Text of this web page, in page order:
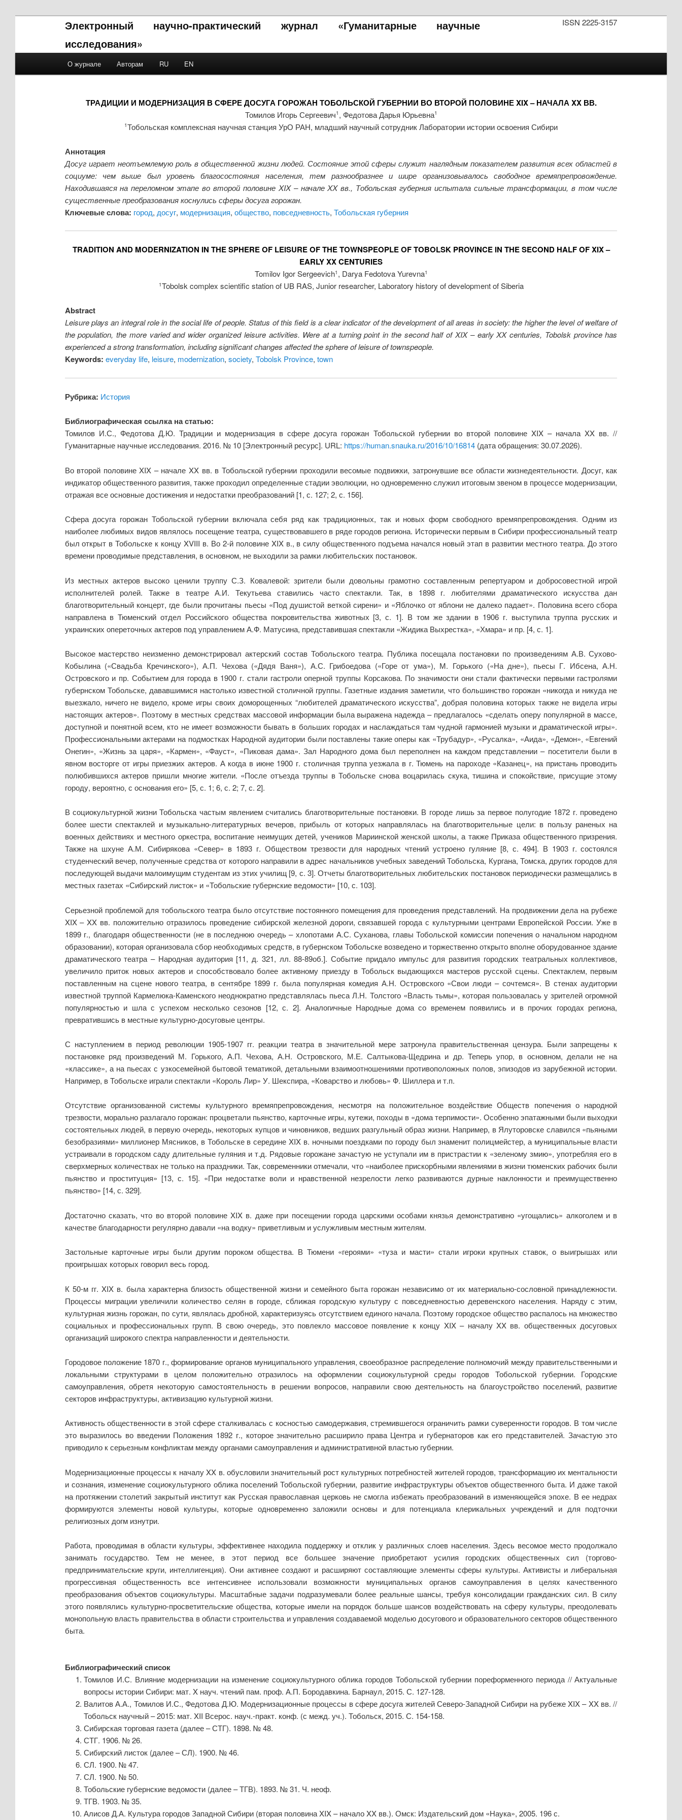
ISSN 2225-3157
Электронный научно-практический журнал «Гуманитарные научные
исследования»
Skip to primary content
Skip to secondary content
О журнале Авторам RU EN
ТРАДИЦИИ И МОДЕРНИЗАЦИЯ В СФЕРЕ ДОСУГА ГОРОЖАН ТОБОЛЬСКОЙ ГУБЕРНИИ ВО ВТОРОЙ ПОЛОВИНЕ XIX – НАЧАЛА XX ВВ.
Томилов Игорь Сергеевич1 , Федотова Дарья Юрьевна1
1Тобольская комплексная научная станция УрО РАН, младший научный сотрудник Лаборатории истории освоения Сибири
Аннотация
Досуг играет неотъемлемую роль в общественной жизни людей. Состояние этой сферы служит наглядным показателем развития всех областей в
социуме: чем выше был уровень благосостояния населения, тем разнообразнее и шире организовывалось свободное времяпрепровождение.
Находившаяся на переломном этапе во второй половине XIX – начале XX вв., Тобольская губерния испытала сильные трансформации, в том числе
существенные преобразования коснулись сферы досуга горожан.
Ключевые слова: город, досуг, модернизация, общество, повседневность, Тобольская губерния
TRADITION AND MODERNIZATION IN THE SPHERE OF LEISURE OF THE TOWNSPEOPLE OF TOBOLSK PROVINCE IN THE SECOND HALF OF XIX –
EARLY XX CENTURIES
Tomilov Igor Sergeevich1 , Darya Fedotova Yurevna1
1Tobolsk complex scientific station of UB RAS, Junior researcher, Laboratory history of development of Siberia
Abstract
Leisure plays an integral role in the social life of people. Status of this field is a clear indicator of the development of all areas in society: the higher the level of welfare of
the population, the more varied and wider organized leisure activities. Were at a turning point in the second half of XIX – early XX centuries, Tobolsk province has
experienced a strong transformation, including significant changes affected the sphere of leisure of townspeople.
Keywords: everyday life, leisure, modernization, society, Tobolsk Province, town
Рубрика: История
Библиографическая ссылка на статью:
Томилов И.С., Федотова Д.Ю. Традиции и модернизация в сфере досуга горожан Тобольской губернии во второй половине XIX – начала XX вв. //
Гуманитарные научные исследования. 2016. № 10 [Электронный ресурс]. URL: https://human.snauka.ru/2016/10/16814(дата обращения: 30.07.2026).
Во второй половине XIX – начале XX вв. в Тобольской губернии проходили весомые подвижки, затронувшие все области жизнедеятельности. Досуг, как
индикатор общественного развития, также проходил определенные стадии эволюции, но одновременно служил итоговым звеном в процессе модернизации,
отражая все основные достижения и недостатки преобразований [1, с. 127; 2, с. 156].
Сфера досуга горожан Тобольской губернии включала себя ряд как традиционных, так и новых форм свободного времяпрепровождения. Одним из
наиболее любимых видов являлось посещение театра, существовавшего в ряде городов региона. Исторически первым в Сибири профессиональный театр
был открыт в Тобольске к концу XVIII в. Во 2-й половине XIX в., в силу общественного подъема начался новый этап в развитии местного театра. До этого
времени проводимые представления, в основном, не выходили за рамки любительских постановок.
Из местных актеров высоко ценили труппу С.З. Ковалевой: зрители были довольны грамотно составленным репертуаром и добросовестной игрой
исполнителей ролей. Также в театре А.И. Текутьева ставились часто спектакли. Так, в 1898 г. любителями драматического искусства дан
благотворительный концерт, где были прочитаны пьесы «Под душистой веткой сирени» и «Яблочко от яблони не далеко падает». Половина всего сбора
направлена в Тюменский отдел Российского общества покровительства животных [3, с. 1]. В том же здании в 1906 г. выступила труппа русских и
украинских опереточных актеров под управлением А.Ф. Матусина, представившая спектакли «Жидика Выхрестка», «Хмара» и пр. [4, с. 1].
Высокое мастерство неизменно демонстрировал актерский состав Тобольского театра. Публика посещала постановки по произведениям А.В. Сухово-
Кобылина («Свадьба Кречинского»), А.П. Чехова («Дядя Ваня»), А.С. Грибоедова («Горе от ума»), М. Горького («На дне»), пьесы Г. Ибсена, А.Н.
Островского и пр. Событием для города в 1900 г. стали гастроли оперной труппы Корсакова. По значимости они стали фактически первыми гастролями
губернском Тобольске, дававшимися настолько известной столичной группы. Газетные издания заметили, что большинство горожан «никогда и никуда не
выезжало, ничего не видело, кроме игры своих доморощенных “любителей драматического искусства”, добрая половина которых также не видела игры
настоящих актеров». Поэтому в местных средствах массовой информации была выражена надежда – предлагалось «сделать оперу популярной в массе,
доступной и понятной всем, кто не имеет возможности бывать в больших городах и наслаждаться там чудной гармонией музыки и драматической игры».
Профессиональными актерами на подмостках Народной аудитории были поставлены такие оперы как «Трубадур», «Русалка», «Аида», «Демон», «Евгений
Онегин», «Жизнь за царя», «Кармен», «Фауст», «Пиковая дама». Зал Народного дома был переполнен на каждом представлении – посетители были в
явном восторге от игры приезжих актеров. А когда в июне 1900 г. столичная труппа уезжала в г. Тюмень на пароходе «Казанец», на пристань проводить
полюбившихся актеров пришли многие жители. «После отъезда труппы в Тобольске снова воцарилась скука, тишина и спокойствие, присущие этому
городу, вероятно, с основания его» [5, с. 1; 6, с. 2; 7, с. 2].
В социокультурной жизни Тобольска частым явлением считались благотворительные постановки. В городе лишь за первое полугодие 1872 г. проведено
более шести спектаклей и музыкально-литературных вечеров, прибыль от которых направлялась на благотворительные цели: в пользу раненых на
военных действиях и местного оркестра, воспитание неимущих детей, учеников Мариинской женской школы, а также Приказа общественного призрения.
Также на шхуне А.М. Сибирякова «Север» в 1893 г. Обществом трезвости для народных чтений устроено гуляние [8, с. 494]. В 1903 г. состоялся
студенческий вечер, полученные средства от которого направили в адрес начальников учебных заведений Тобольска, Кургана, Томска, других городов для
последующей выдачи малоимущим студентам из этих училищ [9, с. 3]. Отчеты благотворительных любительских постановок периодически размещались в
местных газетах «Сибирский листок» и «Тобольские губернские ведомости» [10, с. 103].
Серьезной проблемой для тобольского театра было отсутствие постоянного помещения для проведения представлений. На продвижении дела на рубеже
XIX – XX вв. положительно отразилось проведение сибирской железной дороги, связавшей города с культурными центрами Европейской России. Уже в
1899 г., благодаря общественности (не в последнюю очередь – хлопотами А.С. Суханова, главы Тобольской комиссии попечения о начальном народном
образовании), которая организовала сбор необходимых средств, в губернском Тобольске возведено и торжественно открыто вполне оборудованное здание
драматического театра – Народная аудитория [11, д. 321, лл. 88-89об.]. Событие придало импульс для развития городских театральных коллективов,
увеличило приток новых актеров и способствовало более активному приезду в Тобольск выдающихся мастеров русской сцены. Спектаклем, первым
поставленным на сцене нового театра, в сентябре 1899 г. была популярная комедия А.Н. Островского «Свои люди – сочтемся». В стенах аудитории
известной труппой Кармелюка-Каменского неоднократно представлялась пьеса Л.Н. Толстого «Власть тьмы», которая пользовалась у зрителей огромной
популярностью и шла с успехом несколько сезонов [12, с. 2]. Аналогичные Народные дома со временем появились и в прочих городах региона,
превратившись в местные культурно-досуговые центры.
С наступлением в период революции 1905-1907 гг. реакции театра в значительной мере затронула правительственная цензура. Были запрещены к
постановке ряд произведений М. Горького, А.П. Чехова, А.Н. Островского, М.Е. Салтыкова-Щедрина и др. Теперь упор, в основном, делали не на
«классике», а на пьесах с узкосемейной бытовой тематикой, детальными взаимоотношениями противоположных полов, эпизодов из зарубежной истории.
Например, в Тобольске играли спектакли «Король Лир» У. Шекспира, «Коварство и любовь» Ф. Шиллера и т.п.
Отсутствие организованной системы культурного времяпрепровождения, несмотря на положительное воздействие Обществ попечения о народной
трезвости, морально разлагало горожан: процветали пьянство, карточные игры, кутежи, походы в «дома терпимости». Особенно эпатажными были выходки
состоятельных людей, в первую очередь, некоторых купцов и чиновников, ведших разгульный образ жизни. Например, в Ялуторовске славился «пьяными
безобразиями» миллионер Мясников, в Тобольске в середине XIX в. ночными поездками по городу был знаменит полицмейстер, а муниципальные власти
устраивали в городском саду длительные гуляния и т.д. Рядовые горожане зачастую не уступали им в пристрастии к «зеленому змию», употребляя его в
сверхмерных количествах не только на праздники. Так, современники отмечали, что «наиболее прискорбными явлениями в жизни тюменских рабочих были
пьянство и проституция» [13, с. 15]. «При недостатке воли и нравственной незрелости легко развиваются дурные наклонности и преимущественно
пьянство» [14, с. 329].
Достаточно сказать, что во второй половине XIX в. даже при посещении города царскими особами князья демонстративно «угощались» алкоголем и в
качестве благодарности регулярно давали «на водку» приветливым и услужливым местным жителям.
Застольные карточные игры были другим пороком общества. В Тюмени «героями» «туза и масти» стали игроки крупных ставок, о выигрышах или
проигрышах которых говорил весь город.
К 50-м гг. XIX в. была характерна близость общественной жизни и семейного быта горожан независимо от их материально-сословной принадлежности.
Процессы миграции увеличили количество селян в городе, сближая городскую культуру с повседневностью деревенского населения. Наряду с этим,
культурная жизнь горожан, по сути, являлась дробной, характеризуясь отсутствием единого начала. Поэтому городское общество распалось на множество
социальных и профессиональных групп. В свою очередь, это повлекло массовое появление к концу XIX – началу XX вв. общественных досуговых
организаций широкого спектра направленности и деятельности.
Городовое положение 1870 г., формирование органов муниципального управления, своеобразное распределение полномочий между правительственными и
локальными структурами в целом положительно отразилось на оформлении социокультурной среды городов Тобольской губернии. Городские
самоуправления, обретя некоторую самостоятельность в решении вопросов, направили свою деятельность на благоустройство поселений, развитие
секторов инфраструктуры, активизацию культурной жизни.
Активность общественности в этой сфере сталкивалась с косностью самодержавия, стремившегося ограничить рамки суверенности городов. В том числе
это выразилось во введении Положения 1892 г., которое значительно расширило права Центра и губернаторов как его представителей. Зачастую это
приводило к серьезным конфликтам между органами самоуправления и административной властью губернии.
Модернизационные процессы к началу XX в. обусловили значительный рост культурных потребностей жителей городов, трансформацию их ментальности
и сознания, изменение социокультурного облика поселений Тобольской губернии, развитие инфраструктуры объектов общественного быта. И даже такой
на протяжении столетий закрытый институт как Русская православная церковь не смогла избежать преобразований в изменяющейся эпохе. В ее недрах
формируются элементы новой культуры, которые одновременно заложили основы и для потенциала клерикальных учреждений и для подточки
религиозных догм изнутри.
Работа, проводимая в области культуры, эффективнее находила поддержку и отклик у различных слоев населения. Здесь весомое место продолжало
занимать государство. Тем не менее, в этот период все большее значение приобретают усилия городских общественных сил (торгово-
предпринимательские круги, интеллигенция). Они активнее создают и расширяют составляющие элементы сферы культуры. Активисты и либеральная
прогрессивная общественность все интенсивнее использовали возможности муниципальных органов самоуправления в целях качественного
преобразования объектов социокультуры. Масштабные задачи подразумевали более реальные шансы, требуя консолидации гражданских сил. В силу
этого появлялись культурно-просветительские общества, которые имели на порядок больше шансов воздействовать на сферу культуры, преодолевать
монопольную власть правительства в области строительства и управления создаваемой моделью досугового и образовательного секторов общественного
быта.
Библиографический список
Томилов И.С. Влияние модернизации на изменение социокультурного облика городов Тобольской губернии пореформенного периода // Актуальные
вопросы истории Сибири: мат. X науч. чтений пам. проф. А.П. Бородавкина. Барнаул, 2015. С. 127-128.
Валитов А.А., Томилов И.С., Федотова Д.Ю. Модернизационные процессы в сфере досуга жителей Северо-Западной Сибири на рубеже XIX – XX вв. //
Тобольск научный – 2015: мат. XII Всерос. науч.-практ. конф. (с межд. уч.). Тобольск, 2015. С. 154-158.
Сибирская торговая газета (далее – СТГ). 1898. № 48.
СТГ. 1906. № 26.
Сибирский листок (далее – СЛ). 1900. № 46.
СЛ. 1900. № 47.
СЛ. 1900. № 50.
Тобольские губернские ведомости (далее – ТГВ). 1893. № 31. Ч. неоф.
ТГВ. 1903. № 35.
Алисов Д.А. Культура городов Западной Сибири (вторая половина XIX – начало XX вв.). Омск: Издательский дом «Наука», 2005. 196 с.